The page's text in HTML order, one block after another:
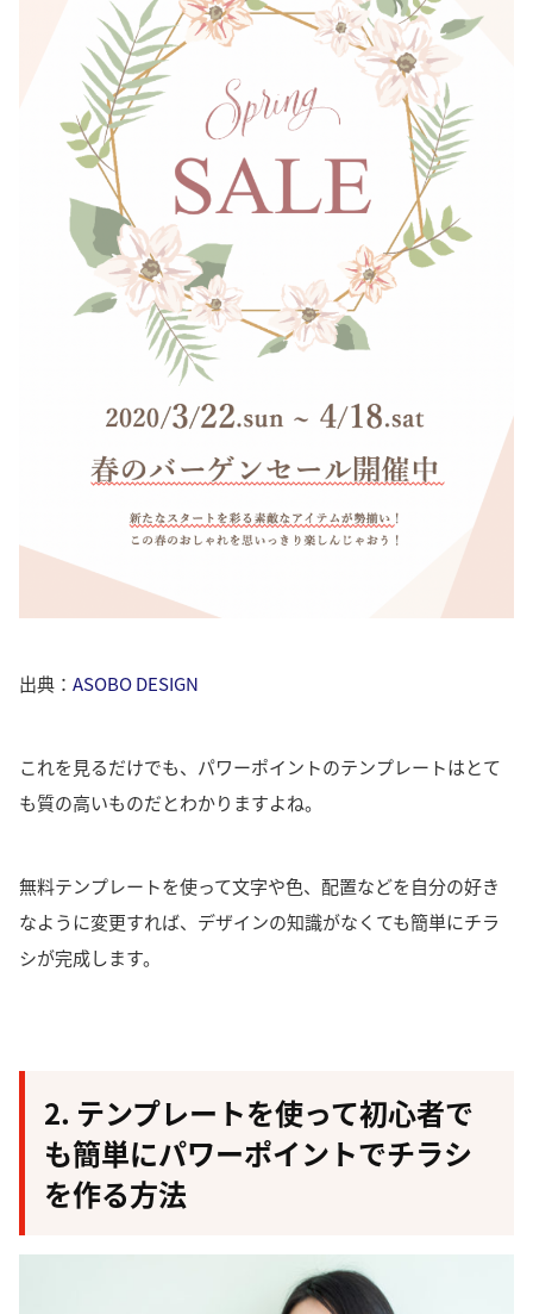
出典： ASOBO DESIGN
これを見るだけでも、パワーポイントのテンプレートはとて
も質の高いものだとわかりますよね。
無料テンプレートを使って文字や色、配置などを自分の好き
なように変更すれば、デザインの知識がなくても簡単にチラ
シが完成します。
2. テンプレートを使って初心者で
も簡単にパワーポイントでチラシ
を作る方法